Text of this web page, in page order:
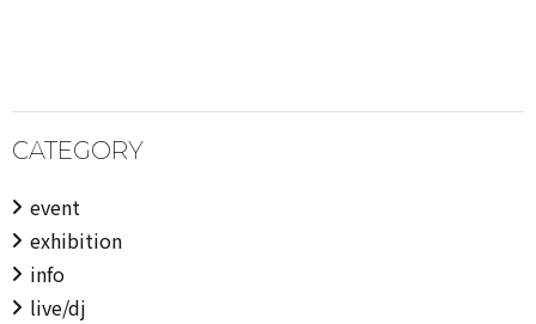
CATEGORY
event
exhibition
info
live/dj